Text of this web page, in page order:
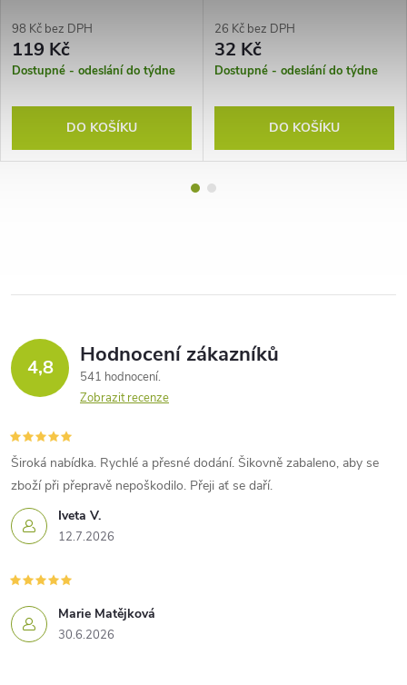
98 Kč bez DPH
119 Kč
Dostupné - odeslání do týdne
DO KOŠÍKU
26 Kč bez DPH
32 Kč
Dostupné - odeslání do týdne
DO KOŠÍKU
4,8 Hodnocení zákazníků
541 hodnocení
Zobrazit recenze
Iveta V.
12.7.2026
Široká nabídka. Rychlé a přesné dodání. Šikovně zabaleno, aby se
zboží při přepravě nepoškodilo. Přeji ať se daří.
Marie Matějková
30.6.2026